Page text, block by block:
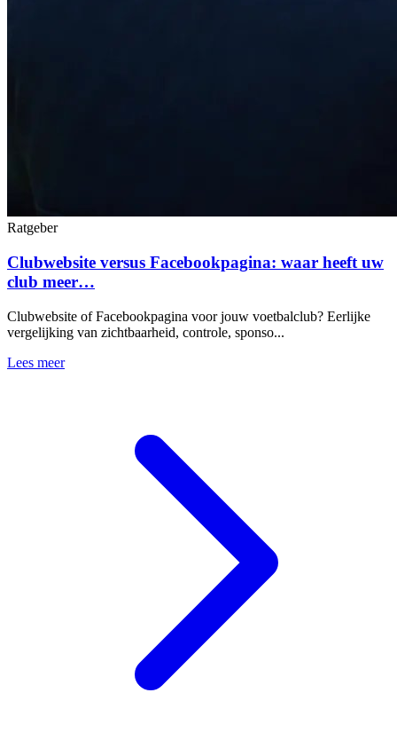
Ratgeber
Clubwebsite versus Facebookpagina: waar heeft uw
club meer…
Clubwebsite of Facebookpagina voor jouw voetbalclub? Eerlijke
vergelijking van zichtbaarheid, controle, sponso...
Lees meer